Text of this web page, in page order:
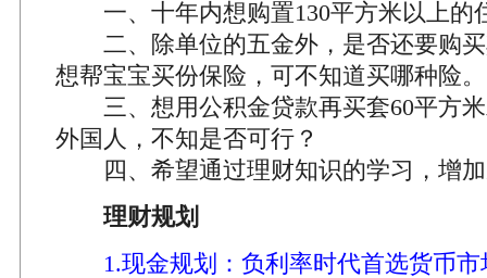
一、十年内想购置130平方米以上的
二、除单位的五金外，是否还要购买
想帮宝宝买份保险，可不知道买哪种险。
三、想用公积金贷款再买套60平方米
外国人，不知是否可行？
四、希望通过理财知识的学习，增加
理财规划
1.现金规划：负利率时代首选货币